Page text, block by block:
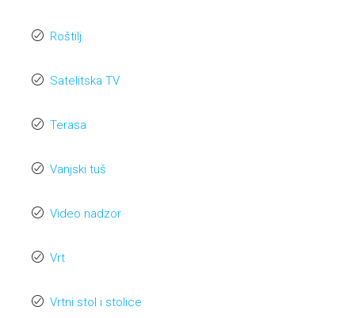
Roštilj
Satelitska TV
Terasa
Vanjski tuš
Video nadzor
Vrt
Vrtni stol i stolice